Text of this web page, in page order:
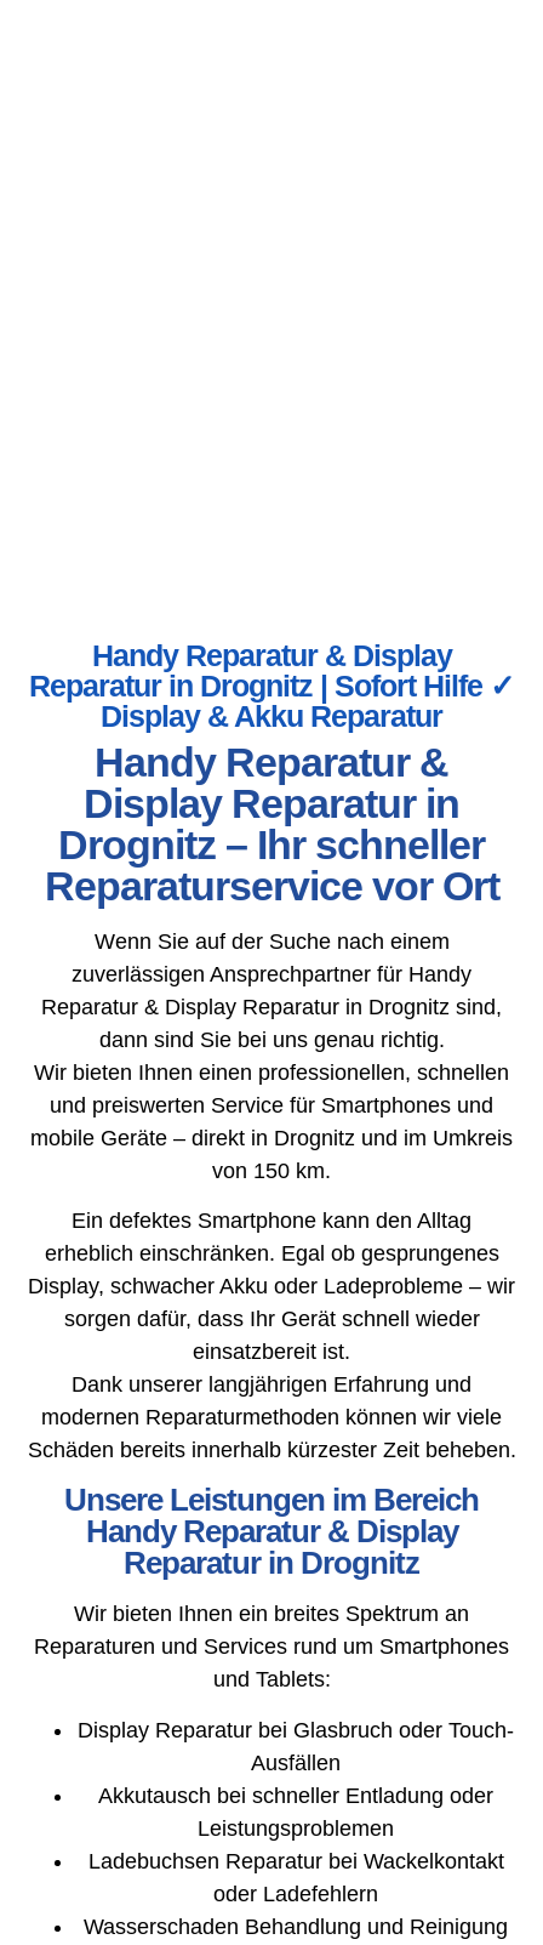
Handy Reparatur & Display
Reparatur in Drognitz | Sofort Hilfe ✓
Display & Akku Reparatur
Handy Reparatur &
Display Reparatur in
Drognitz – Ihr schneller
Reparaturservice vor Ort
Wenn Sie auf der Suche nach einem
zuverlässigen Ansprechpartner für Handy
Reparatur & Display Reparatur in Drognitz sind,
dann sind Sie bei uns genau richtig.
Wir bieten Ihnen einen professionellen, schnellen
und preiswerten Service für Smartphones und
mobile Geräte – direkt in Drognitz und im Umkreis
von 150 km.
Ein defektes Smartphone kann den Alltag
erheblich einschränken. Egal ob gesprungenes
Display, schwacher Akku oder Ladeprobleme – wir
sorgen dafür, dass Ihr Gerät schnell wieder
einsatzbereit ist.
Dank unserer langjährigen Erfahrung und
modernen Reparaturmethoden können wir viele
Schäden bereits innerhalb kürzester Zeit beheben.
Unsere Leistungen im Bereich
Handy Reparatur & Display
Reparatur in Drognitz
Wir bieten Ihnen ein breites Spektrum an
Reparaturen und Services rund um Smartphones
und Tablets:
Display Reparatur bei Glasbruch oder Touch-
Ausfällen
Akkutausch bei schneller Entladung oder
Leistungsproblemen
Ladebuchsen Reparatur bei Wackelkontakt
oder Ladefehlern
Wasserschaden Behandlung und Reinigung